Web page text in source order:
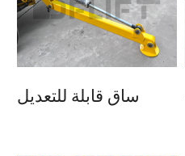
ساق قابلة للتعديل